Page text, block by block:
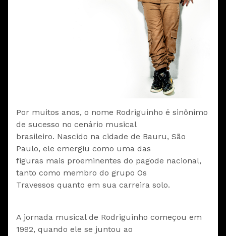
Por muitos anos, o nome Rodriguinho é sinônimo
de sucesso no cenário musical
brasileiro. Nascido na cidade de Bauru, São
Paulo, ele emergiu como uma das
figuras mais proeminentes do pagode nacional,
tanto como membro do grupo Os
Travessos quanto em sua carreira solo.
A jornada musical de Rodriguinho começou em
1992, quando ele se juntou ao